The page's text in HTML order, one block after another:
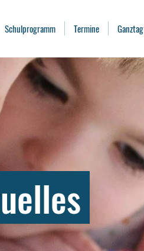
Schulprogramm Termine Ganztag